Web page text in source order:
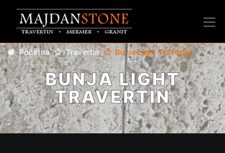
Početna Travertin Bunja Light Travertin
BUNJA LIGHT
TRAVERTIN